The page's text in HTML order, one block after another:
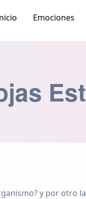
Emociones
y por otro